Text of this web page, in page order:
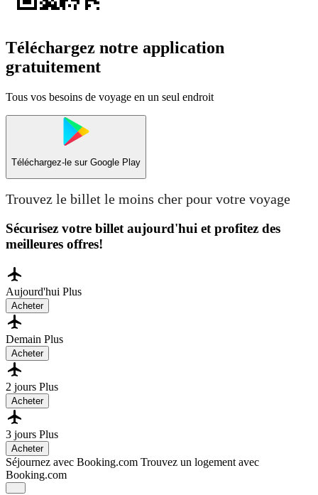
Téléchargez notre application
gratuitement
Tous vos besoins de voyage en un seul endroit
Téléchargez-le sur Google Play
Trouvez le billet le moins cher pour votre voyage
Sécurisez votre billet aujourd'hui et profitez des
meilleures offres!
Aujourd'hui Plus
Acheter
Demain Plus
Acheter
2 jours Plus
Acheter
3 jours Plus
Acheter
Séjournez avec Booking.com Trouvez un logement avec
Booking.com